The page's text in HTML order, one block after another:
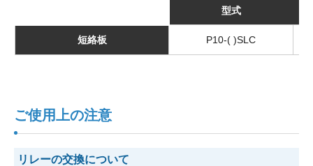
型式
短絡板 P10-( )SLC
ご使用上の注意
リレーの交換について